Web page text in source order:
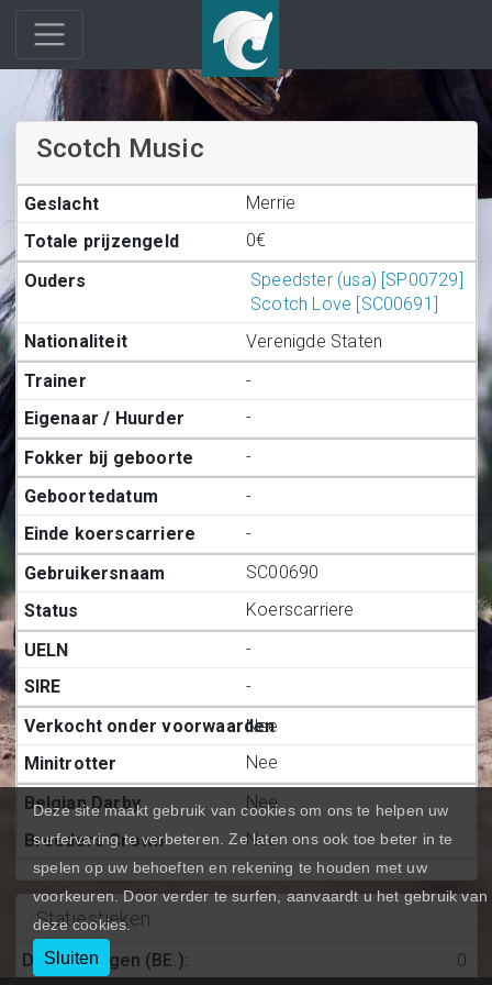
Scotch Music
Merrie
0€
Speedster (usa) [SP00729]
Scotch Love [SC00691]
Verenigde Staten
-
-
-
-
-
SC00690
Koerscarriere
-
-
Nee
Nee
Nee
Nee
Statiestieken
Deelnemingen (BE.): 0
Deze site maakt gebruik van cookies om ons te helpen uw
surfervaring te verbeteren. Ze laten ons ook toe beter in te
spelen op uw behoeften en rekening te houden met uw
voorkeuren. Door verder te surfen, aanvaardt u het gebruik van
deze cookies.
Sluiten